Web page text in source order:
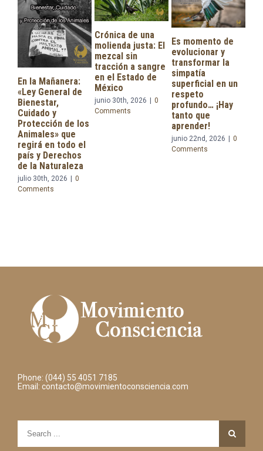
En la Mañanera:
«Ley General de
Bienestar,
Cuidado y
Protección de los
Animales» que
regirá en todo el
país y Derechos
de la Naturaleza
julio 30th, 2026 | 0
Comments
Crónica de una
molienda justa: El
mezcal sin
tracción a sangre
en el Estado de
México
junio 30th, 2026
0
Comments
Es momento de
evolucionar y
transformar la
simpatía
superficial en un
respeto
profundo… ¡Hay
tanto que
aprender!
junio 22nd, 2026 | 0
Comments
Phone: (044) 55 4051 7185
Email: contacto@movimientoconsciencia.com